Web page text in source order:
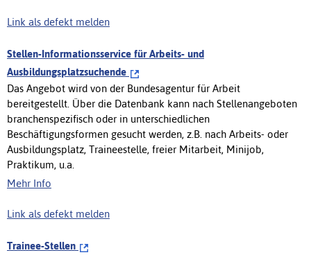
Link als defekt melden
Stellen-Informationsservice für Arbeits- und
Ausbildungsplatzsuchende
Das Angebot wird von der Bundesagentur für Arbeit
bereitgestellt. Über die Datenbank kann nach Stellenangeboten
branchenspezifisch oder in unterschiedlichen
Beschäftigungsformen gesucht werden, z.B. nach Arbeits- oder
Ausbildungsplatz, Traineestelle, freier Mitarbeit, Minijob,
Praktikum, u.a.
Mehr Info
Link als defekt melden
Trainee-Stellen